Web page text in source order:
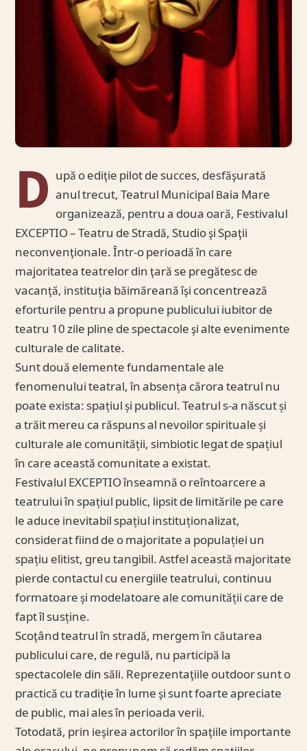
D upă o ediţie pilot de succes, desfăşurată
anul trecut, Teatrul Municipal Baia Mare
organizează, pentru a doua oară, Festivalul
EXCEPTIO – Teatru de Stradă, Studio şi Spaţii
neconvenţionale. Într-o perioadă în care
majoritatea teatrelor din ţară se pregătesc de
vacanţă, instituţia băimăreană îşi concentrează
eforturile pentru a propune publicului iubitor de
teatru 10 zile pline de spectacole şi alte evenimente
culturale de calitate.
Sunt două elemente fundamentale ale
fenomenului teatral, în absența cărora teatrul nu
poate exista: spațiul și publicul. Teatrul s-a născut și
a trăit mereu ca răspuns al nevoilor spirituale și
culturale ale comunității, simbiotic legat de spațiul
în care această comunitate a existat.
Festivalul EXCEPTIO înseamnă o reîntoarcere a
teatrului în spațiul public, lipsit de limitările pe care
le aduce inevitabil spațiul instituționalizat,
considerat fiind de o majoritate a populației un
spațiu elitist, greu tangibil. Astfel această majoritate
pierde contactul cu energiile teatrului, continuu
formatoare și modelatoare ale comunității care de
fapt îl susține.
Scoţând teatrul în stradă, mergem în căutarea
publicului care, de regulă, nu participă la
spectacolele din săli. Reprezentaţiile outdoor sunt o
practică cu tradiţie în lume şi sunt foarte apreciate
de public, mai ales în perioada verii.
Totodată, prin ieşirea actorilor în spaţiile importante